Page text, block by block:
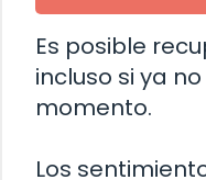
Es posible
incluso si ya
momento.
Los